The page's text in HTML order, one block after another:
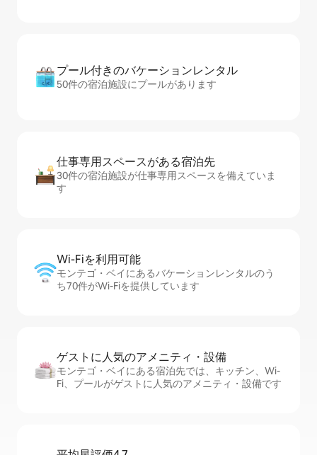
プール付きのバ⁠ケ⁠ー⁠シ⁠ョ⁠ンレ⁠ン⁠タ⁠ル
50件の宿泊施設にプールがあります
仕事専用ス⁠ペ⁠ー⁠スがあ⁠る宿⁠泊⁠先
30件の宿泊施設が仕事専用スペースを備えていま
す
Wi-Fiを利⁠用⁠可⁠能
モンテゴ・ベイにあるバケーションレンタルのう
ち70件がWi-Fiを提供しています
ゲストに人⁠気⁠のア⁠メ⁠ニ⁠テ⁠ィ・設⁠備
モンテゴ・ベイにある宿泊先では、キッチン、Wi-
Fi、プールがゲストに人気のアメニティ・設備です